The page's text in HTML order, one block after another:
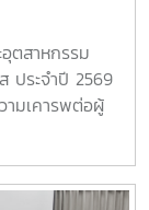
and
Ken’ichi
University,
as
Researcher
Mie
academic
อุตสาหกรรม
ตสาหกรรม
ประจำปี 2569
ามเคารพต่อผู้
สภา
เนื่องในโอกาสปี